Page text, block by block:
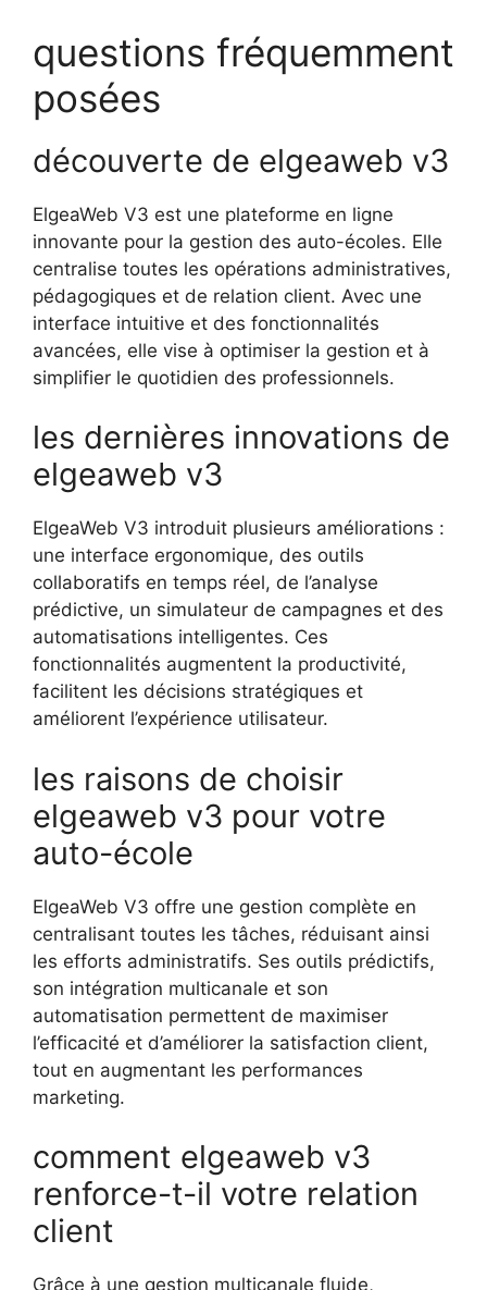
questions fréquemment
posées
découverte de elgeaweb v3
ElgeaWeb V3 est une plateforme en ligne
innovante pour la gestion des auto-écoles. Elle
centralise toutes les opérations administratives,
pédagogiques et de relation client. Avec une
interface intuitive et des fonctionnalités
avancées, elle vise à optimiser la gestion et à
simplifier le quotidien des professionnels.
les dernières innovations de
elgeaweb v3
ElgeaWeb V3 introduit plusieurs améliorations :
une interface ergonomique, des outils
collaboratifs en temps réel, de l’analyse
prédictive, un simulateur de campagnes et des
automatisations intelligentes. Ces
fonctionnalités augmentent la productivité,
facilitent les décisions stratégiques et
améliorent l’expérience utilisateur.
les raisons de choisir
elgeaweb v3 pour votre
auto-école
ElgeaWeb V3 offre une gestion complète en
centralisant toutes les tâches, réduisant ainsi
les efforts administratifs. Ses outils prédictifs,
son intégration multicanale et son
automatisation permettent de maximiser
l’efficacité et d’améliorer la satisfaction client,
tout en augmentant les performances
marketing.
comment elgeaweb v3
renforce-t-il votre relation
client
Grâce à une gestion multicanale fluide,